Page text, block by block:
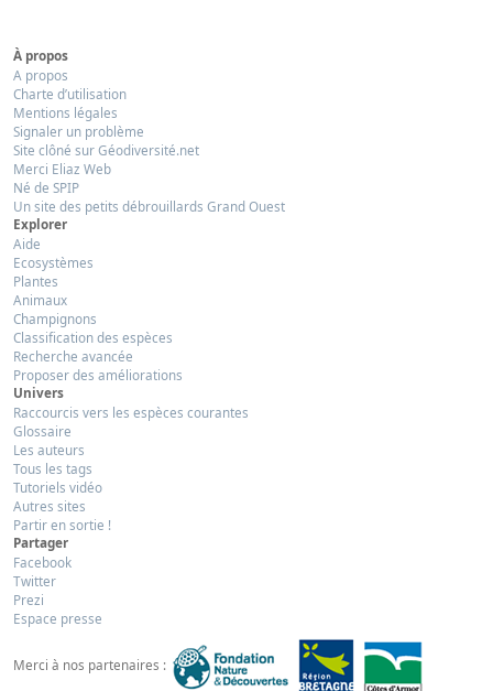
À propos
A propos
Charte d’utilisation
Mentions légales
Signaler un problème
Site clôné sur Géodiversité.net
Merci Eliaz Web
Né de SPIP
Un site des petits débrouillards Grand Ouest
Explorer
Aide
Ecosystèmes
Plantes
Animaux
Champignons
Classification des espèces
Recherche avancée
Proposer des améliorations
Univers
Raccourcis vers les espèces courantes
Glossaire
Les auteurs
Tous les tags
Tutoriels vidéo
Autres sites
Partir en sortie !
Partager
Facebook
Twitter
Prezi
Espace presse
Merci à nos partenaires :